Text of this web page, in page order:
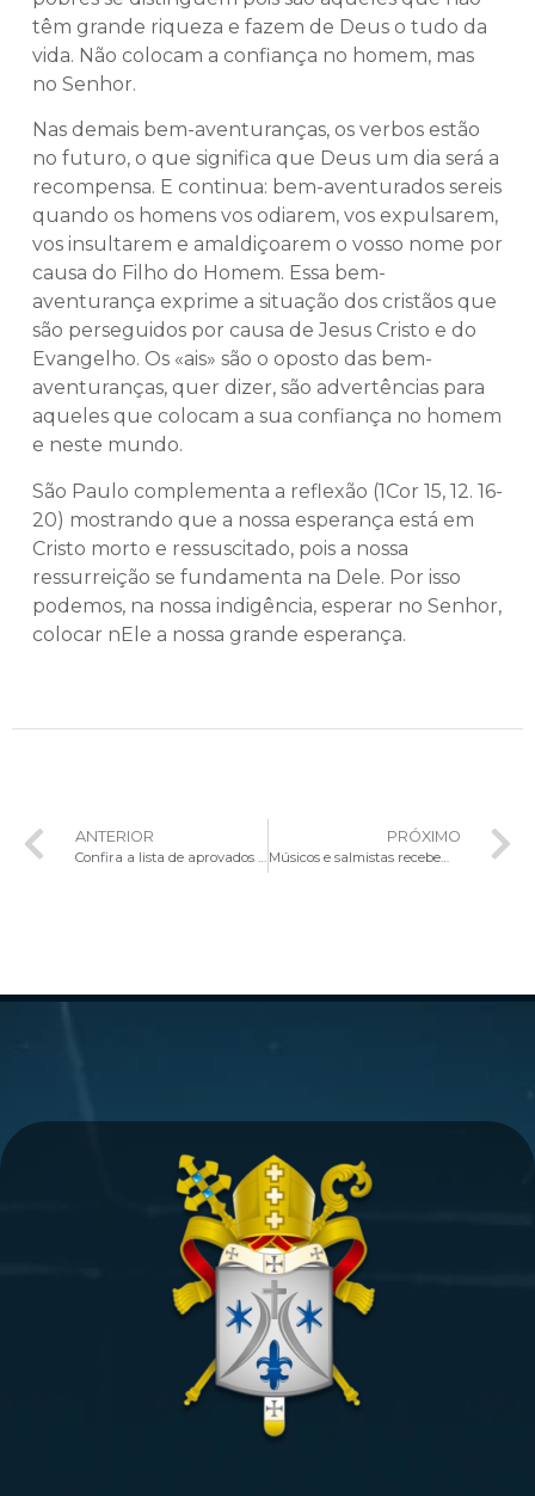
têm grande riqueza e fazem de Deus o tudo da
vida. Não colocam a confiança no homem, mas
no Senhor.
Nas demais bem-aventuranças, os verbos estão
no futuro, o que significa que Deus um dia será a
recompensa. E continua: bem-aventurados sereis
quando os homens vos odiarem, vos expulsarem,
vos insultarem e amaldiçoarem o vosso nome por
causa do Filho do Homem. Essa bem-
aventurança exprime a situação dos cristãos que
são perseguidos por causa de Jesus Cristo e do
Evangelho. Os «ais» são o oposto das bem-
aventuranças, quer dizer, são advertências para
aqueles que colocam a sua confiança no homem
e neste mundo.
São Paulo complementa a reflexão (1Cor 15, 12. 16-
20) mostrando que a nossa esperança está em
Cristo morto e ressuscitado, pois a nossa
ressurreição se fundamenta na Dele. Por isso
podemos, na nossa indigência, esperar no Senhor,
colocar nEle a nossa grande esperança.
ANTERIOR
Confira a lista de aprovados na seleção de novos cantores do Coro Arquidiocesano (Edital 01/2025)
PRÓXIMO
Músicos e salmistas recebem formação sobre música litúrgica